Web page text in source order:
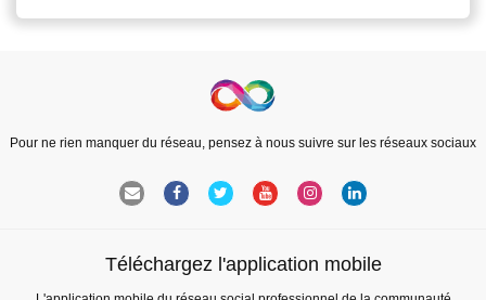
Pour ne rien manquer du réseau, pensez à nous suivre sur les réseaux sociaux
Téléchargez l'application mobile